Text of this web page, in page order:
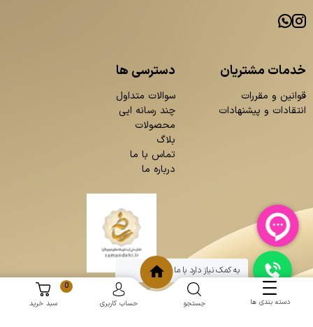
خدمات مشتریان
قوانین و مقررات
انتقادات و پیشنهادات
دسترسی ها
سوالات متداول
چند رسانه ایی
محصولات
بلاگ
تماس با ما
درباره ما
دسته بندی ها جستجو حساب کاربری
0
سبد خرید
به کمک نیاز دارد با ما چت کنید